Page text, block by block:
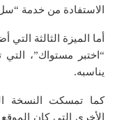
الاستفادة من خدمة “سل
أما الميزة الثالثة
“اختبر مستواك”،
يناسبه.
كما تمسكت النسخة
الأخرى التي كان